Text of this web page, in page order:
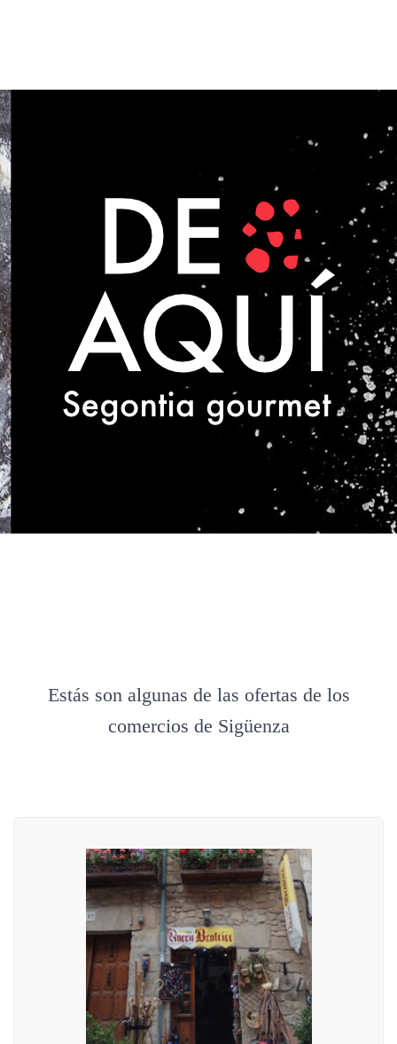
Estás son algunas de las ofertas de los
comercios de Sigüenza